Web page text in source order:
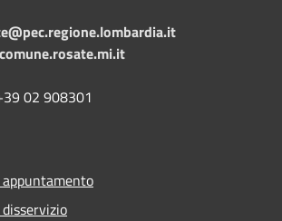
02 908301